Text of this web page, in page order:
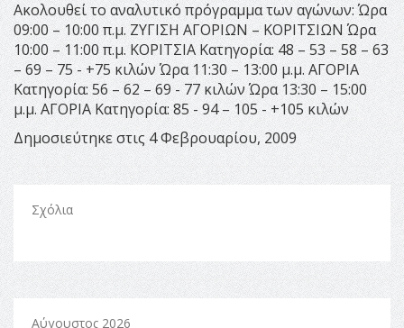
Ακολουθεί το αναλυτικό πρόγραμμα των αγώνων: Ώρα
09:00 – 10:00 π.μ. ΖΥΓΙΣΗ ΑΓΟΡΙΩΝ – ΚΟΡΙΤΣΙΩΝ Ώρα
10:00 – 11:00 π.μ. ΚΟΡΙΤΣΙΑ Κατηγορία: 48 – 53 – 58 – 63
– 69 – 75 - +75 κιλών Ώρα 11:30 – 13:00 μ.μ. ΑΓΟΡΙΑ
Κατηγορία: 56 – 62 – 69 - 77 κιλών Ώρα 13:30 – 15:00
μ.μ. ΑΓΟΡΙΑ Κατηγορία: 85 - 94 – 105 - +105 κιλών
Δημοσιεύτηκε στις 4 Φεβρουαρίου, 2009
Σχόλια
Αύγουστος 2026